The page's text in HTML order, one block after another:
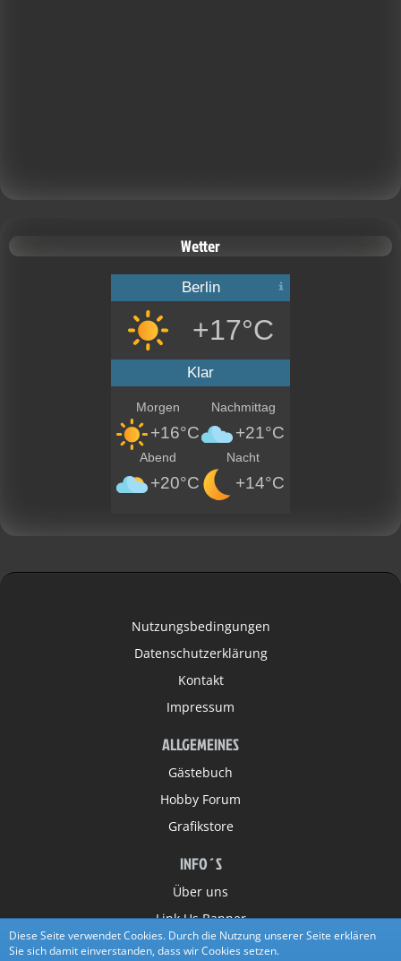
Wetter
Berlin
+17°C
Klar
Morgen
+16°C
Nachmittag
+21°C
Abend
+20°C
Nacht
+14°C
Nutzungsbedingungen
Datenschutzerklärung
Kontakt
Impressum
ALLGEMEINES
Gästebuch
Hobby Forum
Grafikstore
INFO´S
Über uns
Link Us Banner
Partner
Diese Seite verwendet Cookies. Durch die Nutzung unserer Seite erklären
Sie sich damit einverstanden, dass wir Cookies setzen.